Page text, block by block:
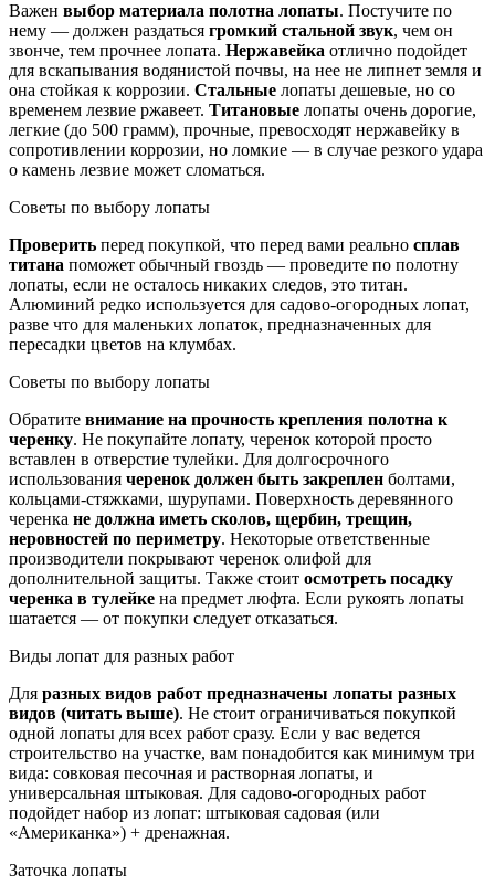
Важен выбор материала полотна лопаты. Постучите по
нему — должен раздаться громкий стальной звук, чем он
звонче, тем прочнее лопата. Нержавейка отлично подойдет
для вскапывания водянистой почвы, на нее не липнет земля и
она стойкая к коррозии. Стальные лопаты дешевые, но со
временем лезвие ржавеет. Титановые лопаты очень дорогие,
легкие (до 500 грамм), прочные, превосходят нержавейку в
сопротивлении коррозии, но ломкие — в случае резкого удара
о камень лезвие может сломаться.
Советы по выбору лопаты
Проверить перед покупкой, что перед вами реально сплав
титана поможет обычный гвоздь — проведите по полотну
лопаты, если не осталось никаких следов, это титан.
Алюминий редко используется для садово-огородных лопат,
разве что для маленьких лопаток, предназначенных для
пересадки цветов на клумбах.
Советы по выбору лопаты
Обратите внимание на прочность крепления полотна к
черенку. Не покупайте лопату, черенок которой просто
вставлен в отверстие тулейки. Для долгосрочного
использования черенок должен быть закреплен болтами,
кольцами-стяжками, шурупами. Поверхность деревянного
черенка не должна иметь сколов, щербин, трещин,
неровностей по периметру. Некоторые ответственные
производители покрывают черенок олифой для
дополнительной защиты. Также стоит осмотреть посадку
черенка в тулейке на предмет люфта. Если рукоять лопаты
шатается — от покупки следует отказаться.
Виды лопат для разных работ
Для разных видов работ предназначены лопаты разных
видов (читать выше). Не стоит ограничиваться покупкой
одной лопаты для всех работ сразу. Если у вас ведется
строительство на участке, вам понадобится как минимум три
вида: совковая песочная и растворная лопаты, и
универсальная штыковая. Для садово-огородных работ
подойдет набор из лопат: штыковая садовая (или
«Американка») + дренажная.
Заточка лопаты